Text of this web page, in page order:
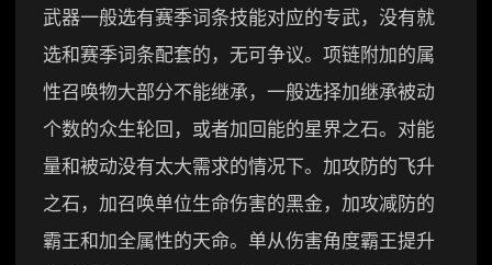
武器一般选有赛季词条技能对应的专武，没有就
选和赛季词条配套的，无可争议。项链附加的属
性召唤物大部分不能继承，一般选择加继承被动
个数的众生轮回，或者加回能的星界之石。对能
量和被动没有太大需求的情况下。加攻防的飞升
之石，加召唤单位生命伤害的黑金，加攻减防的
霸王和加全属性的天命。单从伤害角度霸王提升